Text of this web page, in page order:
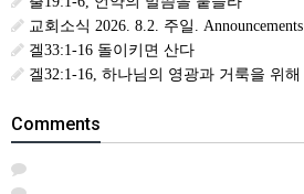
교회소식 2026. 8.2. 주일. Announcements
겔33:1-16 돌이키면 산다
겔32:1-16, 하나님의 영광과 거룩을 위해
Comments